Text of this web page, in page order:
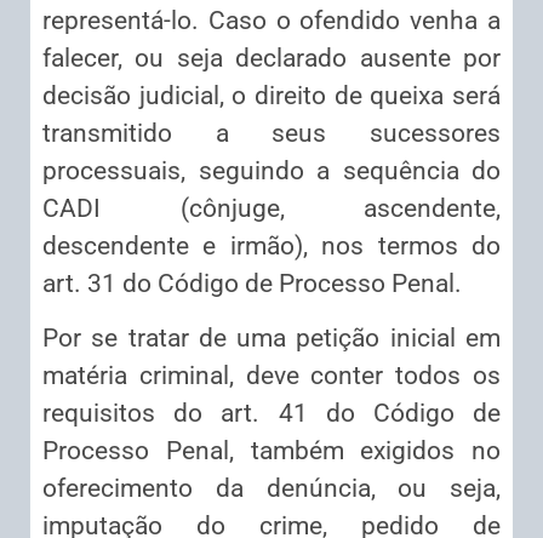
representá-lo. Caso o ofendido venha a
falecer, ou seja declarado ausente por
decisão judicial, o direito de queixa será
transmitido a seus sucessores
processuais, seguindo a sequência do
CADI (cônjuge, ascendente,
descendente e irmão), nos termos do
art. 31 do Código de Processo Penal.
Por se tratar de uma petição inicial em
matéria criminal, deve conter todos os
requisitos do art. 41 do Código de
Processo Penal, também exigidos no
oferecimento da denúncia, ou seja,
imputação do crime, pedido de